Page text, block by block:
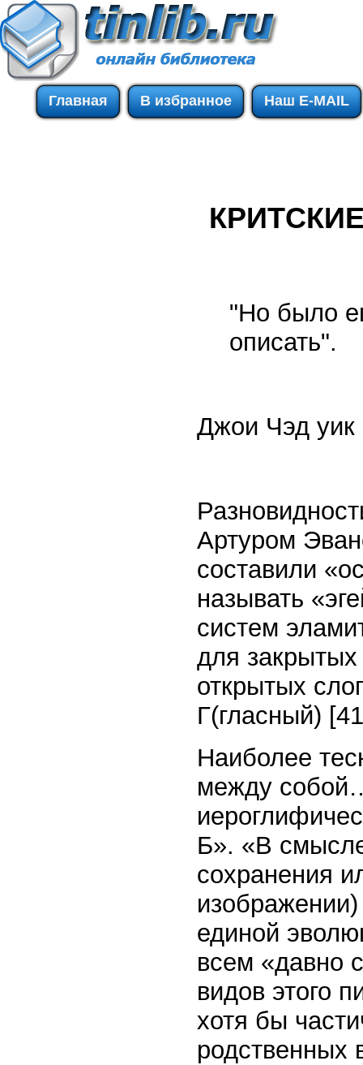
Главная В избранное Наш E-MAIL
"Но было
описать".
Джои Чэд уик
Артуром
составили
называть
систем
для
открытых
Г(гласный)
Наиболее
между
Б». «В
сохранения
единой
всем «давно
видов этого
хотя бы
родственных